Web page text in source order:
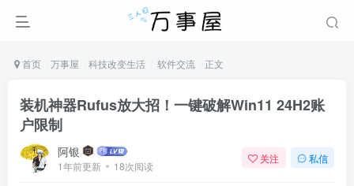
首页 万事屋 科技改变生活 软件交流 正文
装机神器Rufus放大招！一键破解Win11 24H2账
户限制
阿银
1年前更新 18次阅读
关注 私信